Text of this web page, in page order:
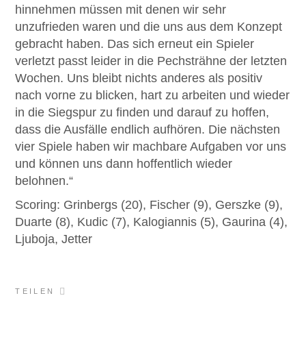
hinnehmen müssen mit denen wir sehr
unzufrieden waren und die uns aus dem Konzept
gebracht haben. Das sich erneut ein Spieler
verletzt passt leider in die Pechsträhne der letzten
Wochen. Uns bleibt nichts anderes als positiv
nach vorne zu blicken, hart zu arbeiten und wieder
in die Siegspur zu finden und darauf zu hoffen,
dass die Ausfälle endlich aufhören. Die nächsten
vier Spiele haben wir machbare Aufgaben vor uns
und können uns dann hoffentlich wieder
belohnen.“
Scoring: Grinbergs (20), Fischer (9), Gerszke (9),
Duarte (8), Kudic (7), Kalogiannis (5), Gaurina (4),
Ljuboja, Jetter
TEILEN